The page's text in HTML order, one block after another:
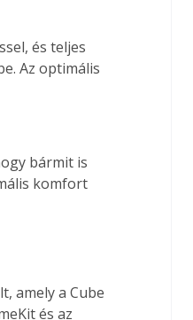
és teljes
Az optimális
bármit is
komfort
amely a Cube
és az